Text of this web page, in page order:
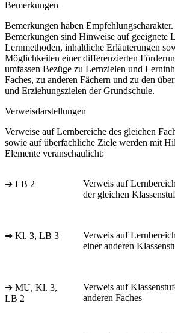
Bemerkungen
Bemerkungen haben
Bemerkungen sind Hinweise auf geeignete
Lernmethoden, inhaltliche Erläuterungen
Möglichkeiten einer differenzierten
umfassen Bezüge zu Lernzielen und
Faches, zu anderen Fächern und zu den
und Erziehungszielen der Grundschule.
Verweisdarstellungen
Verweise auf Lernbereiche des gleichen
sowie auf überfachliche Ziele werden mit
Elemente veranschaulicht:
➔ LB 2
Verweis auf
der gleichen
➔ Kl. 3, LB 3
Verweis auf
einer anderen
➔ MU, Kl. 3,
LB 2
Verweis auf
anderen Faches